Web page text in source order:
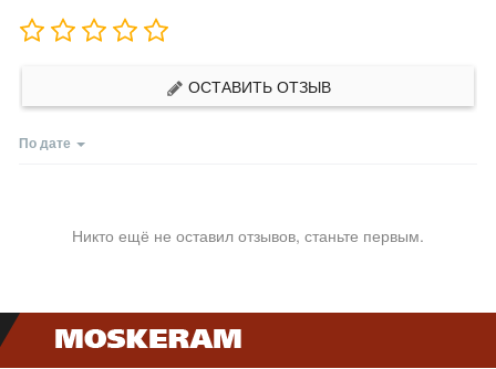
ОСТАВИТЬ ОТЗЫВ
По дате
Никто ещё не оставил отзывов, станьте первым.